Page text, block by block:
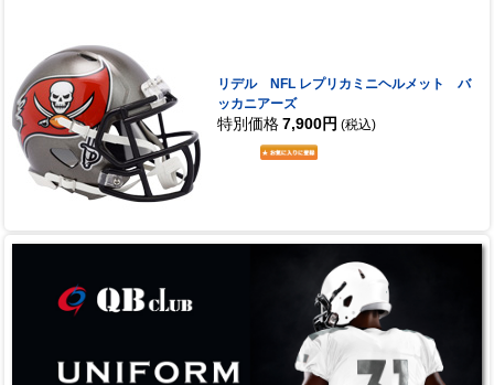
リデル NFL レプリカミニヘルメット バ
ッカニアーズ
特別価格 7,900円 (税込)